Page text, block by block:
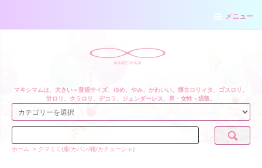
メニュー
マキシマムは、大きい～普通サイズ、ゆめ、やみ、かわいい、懐古ロリィタ、ゴスロリ、
甘ロリ、クラロリ、デコラ、ジェンダーレス、男・女性・通販。
ホーム > クマミミ(服/カバン/靴/カチューシャ)